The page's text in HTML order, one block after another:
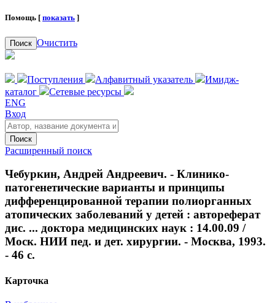
Помощь [ показать ]
Поиск Очистить
Поступления Алфавитный указатель
Имидж-
каталог
Сетевые ресурсы
ENG
Вход
Поиск
Расширенный поиск
Чебуркин, Андрей Андреевич. - Клинико-
патогенетические варианты и принципы
дифференцированной терапии полиорганных
атопических заболеваний у детей : автореферат
дис. ... доктора медицинских наук : 14.00.09 /
Моск. НИИ пед. и дет. хирургии. - Москва, 1993.
- 46 с.
Карточка